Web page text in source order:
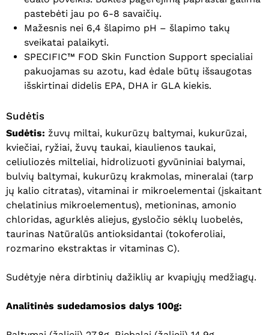
pastebėti jau po 6-8 savaičių.
Mažesnis nei 6,4 šlapimo pH – šlapimo takų
sveikatai palaikyti.
SPECIFIC™ FOD Skin Function Support specialiai
pakuojamas su azotu, kad ėdale būtų išsaugotas
išskirtinai didelis EPA, DHA ir GLA kiekis.
Sudėtis
Sudėtis: žuvų miltai, kukurūzų baltymai, kukurūzai,
kviečiai, ryžiai, žuvų taukai, kiaulienos taukai,
celiuliozės milteliai, hidrolizuoti gyvūniniai balymai,
bulvių baltymai, kukurūzų krakmolas, mineralai (tarp
jų kalio citratas), vitaminai ir mikroelementai (įskaitant
chelatinius mikroelementus), metioninas, amonio
chloridas, agurklės aliejus, gysločio sėklų luobelės,
taurinas Natūralūs antioksidantai (tokoferoliai,
rozmarino ekstraktas ir vitaminas C).
Sudėtyje nėra dirbtinių dažiklių ar kvapiųjų medžiagų.
Analitinės sudedamosios dalys 100g: